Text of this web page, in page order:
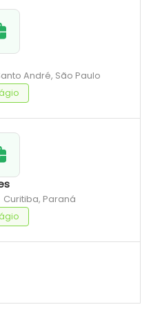
André, São Paulo
Curitiba, Paraná